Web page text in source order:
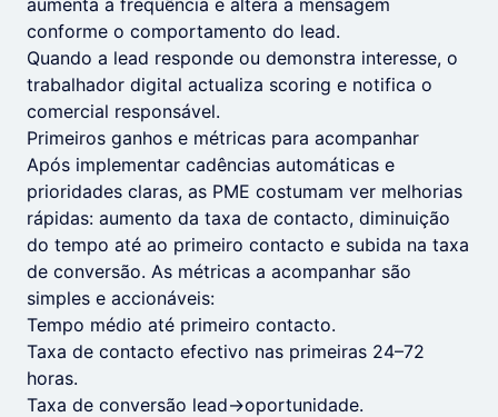
aumenta a frequência e altera a mensagem
conforme o comportamento do lead.
Quando a lead responde ou demonstra interesse, o
trabalhador digital actualiza scoring e notifica o
comercial responsável.
Primeiros ganhos e métricas para acompanhar
Após implementar cadências automáticas e
prioridades claras, as PME costumam ver melhorias
rápidas: aumento da taxa de contacto, diminuição
do tempo até ao primeiro contacto e subida na taxa
de conversão. As métricas a acompanhar são
simples e accionáveis:
Tempo médio até primeiro contacto.
Taxa de contacto efectivo nas primeiras 24–72
horas.
Taxa de conversão lead→oportunidade.